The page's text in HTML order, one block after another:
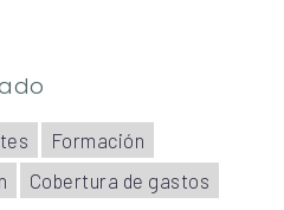
Formación
Cobertura de gastos